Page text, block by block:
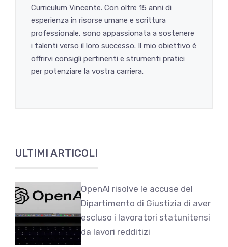
Curriculum Vincente. Con oltre 15 anni di
esperienza in risorse umane e scrittura
professionale, sono appassionata a sostenere
i talenti verso il loro successo. Il mio obiettivo è
offrirvi consigli pertinenti e strumenti pratici
per potenziare la vostra carriera.
ULTIMI ARTICOLI
OpenAI risolve le accuse del
Dipartimento di Giustizia di aver
escluso i lavoratori statunitensi
da lavori redditizi